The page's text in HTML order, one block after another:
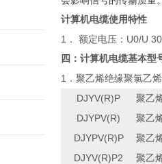
计算机电缆使用特性
1 ． 额定电压： U0/U
四：计算机电缆基本型
1 ．聚乙烯绝缘聚氯乙
DJYV(R)P 聚乙
DJYPV(R) 聚乙
DJYPV(R)P 聚乙
DJYV(R)P2 聚乙